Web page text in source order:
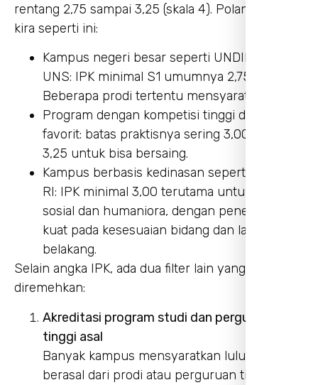
rentang 2,75 sampai 3,25 (skala 4). Polanya kira-
kira seperti ini:
Kampus negeri besar seperti UNDIP dan
UNS: IPK minimal S1 umumnya 2,75.
Beberapa prodi tertentu mensyaratkan 3,00.
Program dengan kompetisi tinggi di kampus
favorit: batas praktisnya sering 3,00 sampai
3,25 untuk bisa bersaing.
Kampus berbasis kedinasan seperti Unhan
RI: IPK minimal 3,00 terutama untuk rumpun
sosial dan humaniora, dengan penekanan
kuat pada kesesuaian bidang dan latar
belakang.
Selain angka IPK, ada dua filter lain yang sering
diremehkan:
Akreditasi program studi dan perguruan
tinggi asal
Banyak kampus mensyaratkan lulusan S1
berasal dari prodi atau perguruan tinggi